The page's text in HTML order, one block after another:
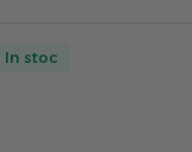
In stoc